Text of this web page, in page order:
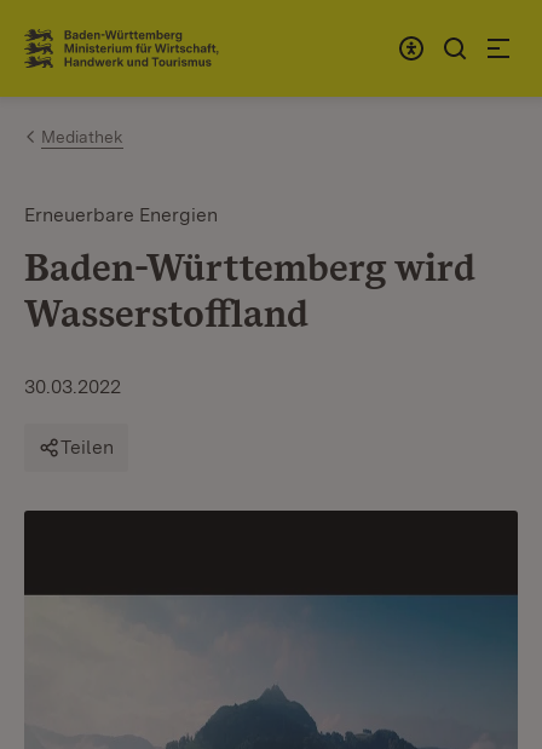
Zum Inhalt springen
Link zur Startseite
Mediathek
Erneuerbare Energien
Baden-Württemberg wird
Wasserstoffland
30.03.2022
Teilen